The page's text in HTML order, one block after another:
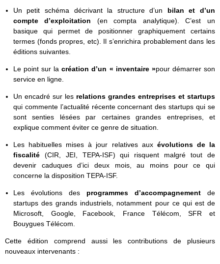
Un petit schéma décrivant la structure d’un bilan et d’un
compte d’exploitation (en compta analytique). C’est un
basique qui permet de positionner graphiquement certains
termes (fonds propres, etc). Il s’enrichira probablement dans les
éditions suivantes.
Le point sur lacréation d’un « inventaire »pour démarrer son
service en ligne.
Un encadré sur les relations grandes entreprises et startups
qui commente l’actualité récente concernant des startups qui se
sont senties lésées par certaines grandes entreprises, et
explique comment éviter ce genre de situation.
Les habituelles mises à jour relatives aux évolutions de la
fiscalité(CIR, JEI, TEPA-ISF) qui risquent malgré tout de
devenir caduques d’ici deux mois, au moins pour ce qui
concerne la disposition TEPA-ISF.
Les évolutions des programmes d’accompagnement de
startups des grands industriels, notamment pour ce qui est de
Microsoft, Google, Facebook, France Télécom, SFR et
Bouygues Télécom.
Cette édition comprend aussi les contributions de plusieurs
nouveaux intervenants :